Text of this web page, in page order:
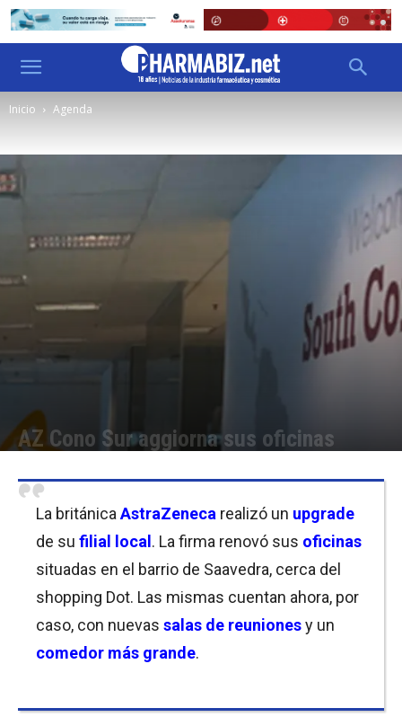
Inicio Agenda
AZ Cono Sur aggiorna sus oficinas
La británica AstraZeneca realizó un upgrade
de su filial local . La firma renovó sus oficinas
situadas en el barrio de Saavedra, cerca del
shopping Dot. Las mismas cuentan ahora, por
caso, con nuevas salas de reunionesy un
comedor más grande.